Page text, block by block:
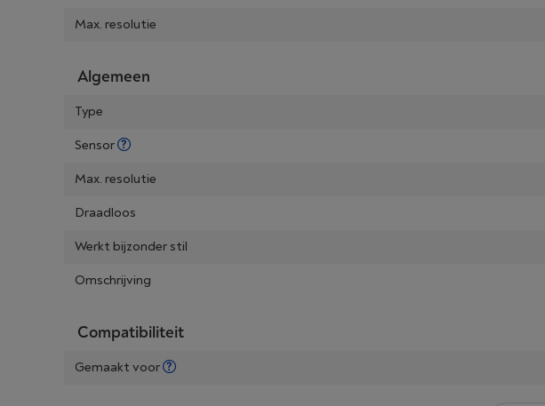
Max. resolutie
Algemeen
Type
Sensor
Max. resolutie
Draadloos
Werkt bijzonder stil
Omschrijving
Compatibiliteit
Gemaakt voor